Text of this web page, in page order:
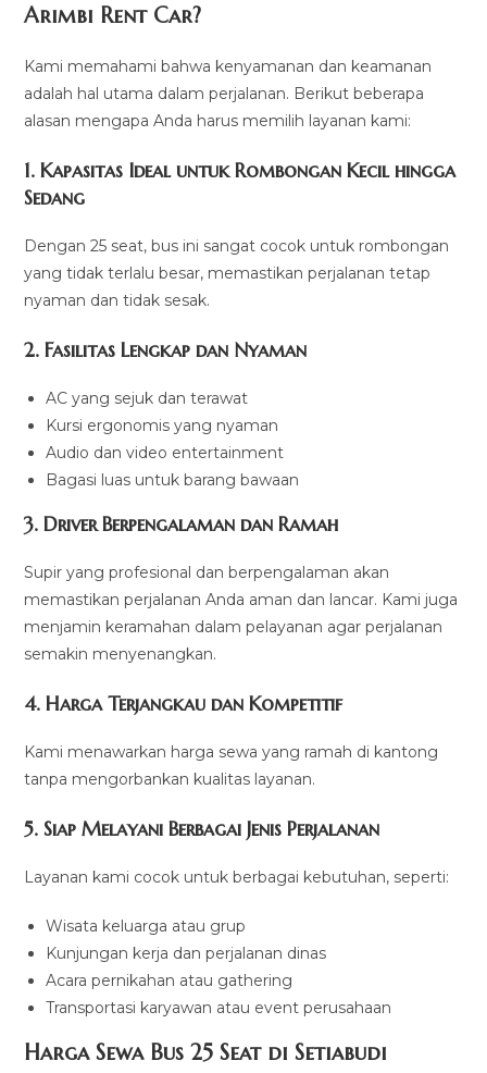
Arimbi Rent Car?
Kami memahami bahwa kenyamanan dan keamanan
adalah hal utama dalam perjalanan. Berikut beberapa
alasan mengapa Anda harus memilih layanan kami:
1.Kapasitas Ideal untuk Rombongan Kecil hingga
Sedang
Dengan 25 seat, bus ini sangat cocok untuk rombongan
yang tidak terlalu besar, memastikan perjalanan tetap
nyaman dan tidak sesak.
2.Fasilitas Lengkap dan Nyaman
AC yang sejuk dan terawat
Kursi ergonomis yang nyaman
Audio dan video entertainment
Bagasi luas untuk barang bawaan
3.Driver Berpengalaman dan Ramah
Supir yang profesional dan berpengalaman akan
memastikan perjalanan Anda aman dan lancar. Kami juga
menjamin keramahan dalam pelayanan agar perjalanan
semakin menyenangkan.
4.Harga Terjangkau dan Kompetitif
Kami menawarkan harga sewa yang ramah di kantong
tanpa mengorbankan kualitas layanan.
5.Siap Melayani Berbagai Jenis Perjalanan
Layanan kami cocok untuk berbagai kebutuhan, seperti:
Wisata keluarga atau grup
Kunjungan kerja dan perjalanan dinas
Acara pernikahan atau gathering
Transportasi karyawan atau event perusahaan
Harga Sewa Bus 25 Seat di Setiabudi